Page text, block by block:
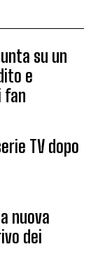
su un
e
fan
TV dopo
nuova
dei